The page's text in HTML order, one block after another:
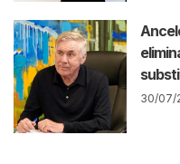
30/07/